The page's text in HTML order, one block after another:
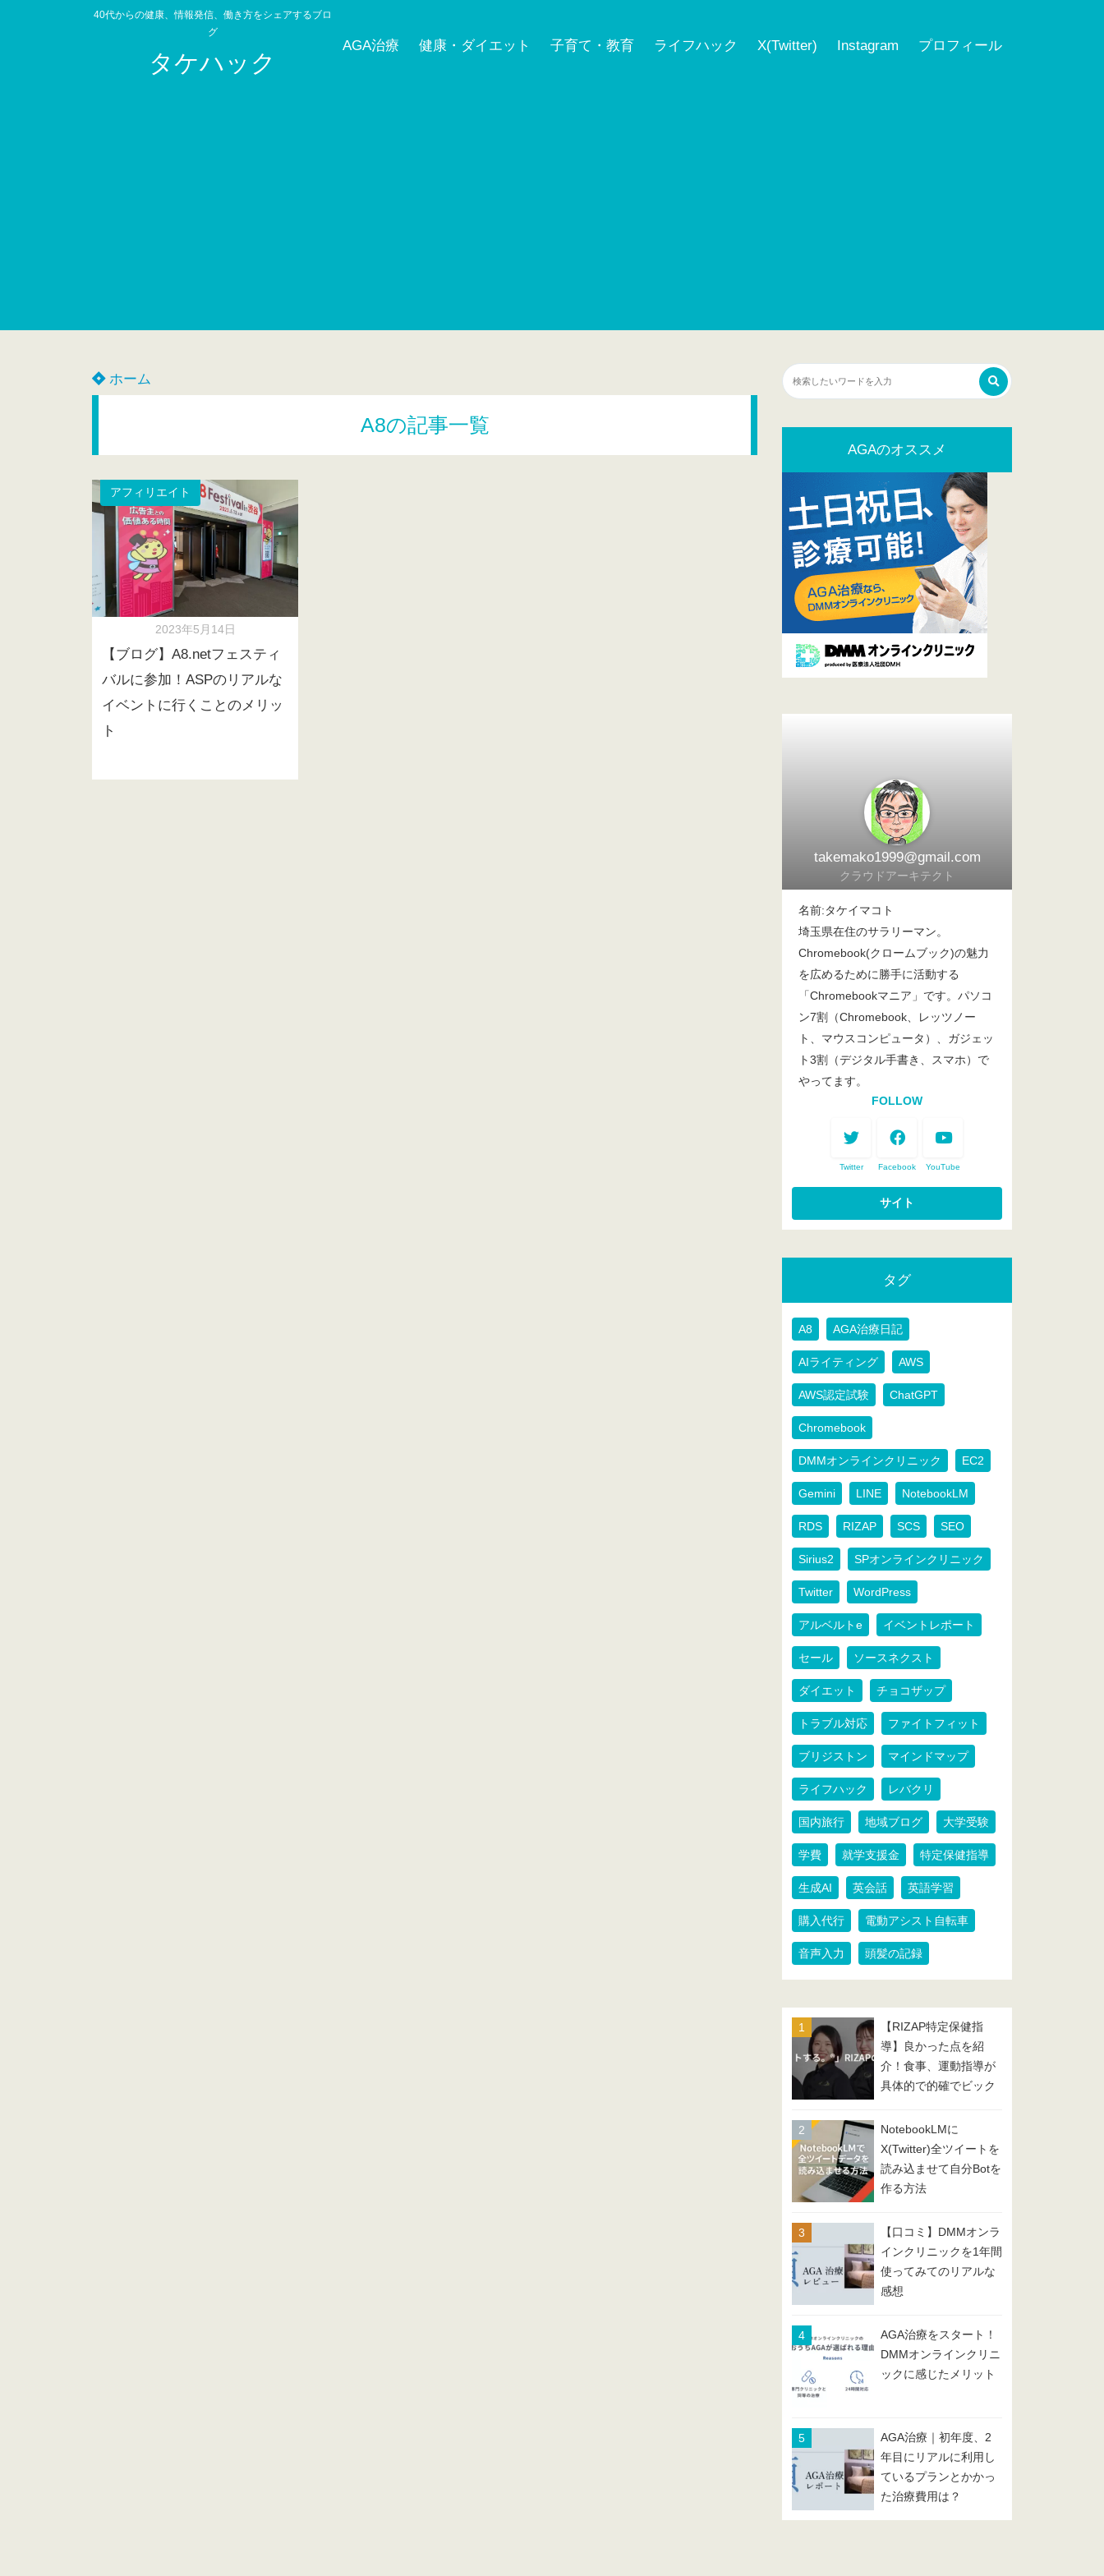
40代からの健康、情報発信、働き方をシェアするブロ
グ
タケハック
AGA治療 健康・ダイエット 子育て・教育 ライフハック X(Twitter) Instagram プロフィール
ホーム
A8の記事一覧
アフィリエイト
2023年5月14日
【ブログ】A8.netフェスティ
バルに参加！ASPのリアルな
イベントに行くことのメリッ
ト
AGAのオススメ
takemako1999@gmail.com
クラウドアーキテクト
名前:タケイマコト
埼玉県在住のサラリーマン。
Chromebook(クロームブック)の魅力
を広めるために勝手に活動する
「Chromebookマニア」です。パソコ
ン7割（Chromebook、レッツノー
ト、マウスコンピュータ）、ガジェッ
ト3割（デジタル手書き、スマホ）で
やってます。
FOLLOW
Twitter Facebook YouTube
タグ
A8 AGA治療日記
AIライティング AWS
AWS認定試験 ChatGPT
Chromebook
DMMオンラインクリニック EC2
Gemini LINE NotebookLM
RDS RIZAP SCS SEO
Sirius2 SPオンラインクリニック
Twitter WordPress
アルベルトe イベントレポート
セール ソースネクスト
ダイエット チョコザップ
トラブル対応 ファイトフィット
ブリジストン マインドマップ
ライフハック レバクリ
国内旅行 地域ブログ 大学受験
学費 就学支援金 特定保健指導
生成AI 英会話 英語学習
購入代行 電動アシスト自転車
音声入力 頭髪の記録
【RIZAP特定保健指
導】良かった点を紹
介！食事、運動指導が
具体的で的確でビック
NotebookLMに
X(Twitter)全ツイートを
読み込ませて自分Botを
作る方法
【口コミ】DMMオンラ
インクリニックを1年間
使ってみてのリアルな
感想
AGA治療をスタート！
DMMオンラインクリニ
ックに感じたメリット
AGA治療｜初年度、2
年目にリアルに利用し
ているプランとかかっ
た治療費用は？